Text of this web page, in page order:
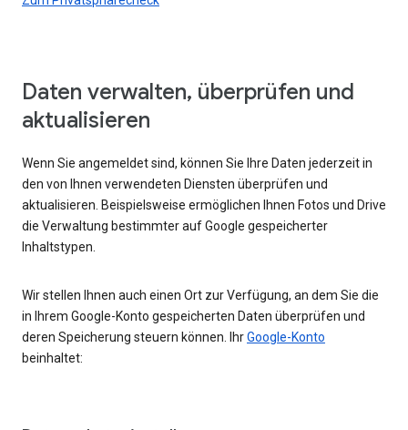
Daten verwalten, überprüfen und
aktualisieren
Wenn Sie angemeldet sind, können Sie Ihre Daten jederzeit in
den von Ihnen verwendeten Diensten überprüfen und
aktualisieren. Beispielsweise ermöglichen Ihnen Fotos und Drive
die Verwaltung bestimmter auf Google gespeicherter
Inhaltstypen.
Wir stellen Ihnen auch einen Ort zur Verfügung, an dem Sie die
in Ihrem Google-Konto gespeicherten Daten überprüfen und
deren Speicherung steuern können. IhrGoogle-Konto
beinhaltet: